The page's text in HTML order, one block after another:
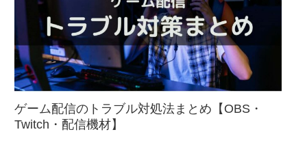
ゲーム配信のトラブル対処法まとめ【OBS・
Twitch・配信機材】